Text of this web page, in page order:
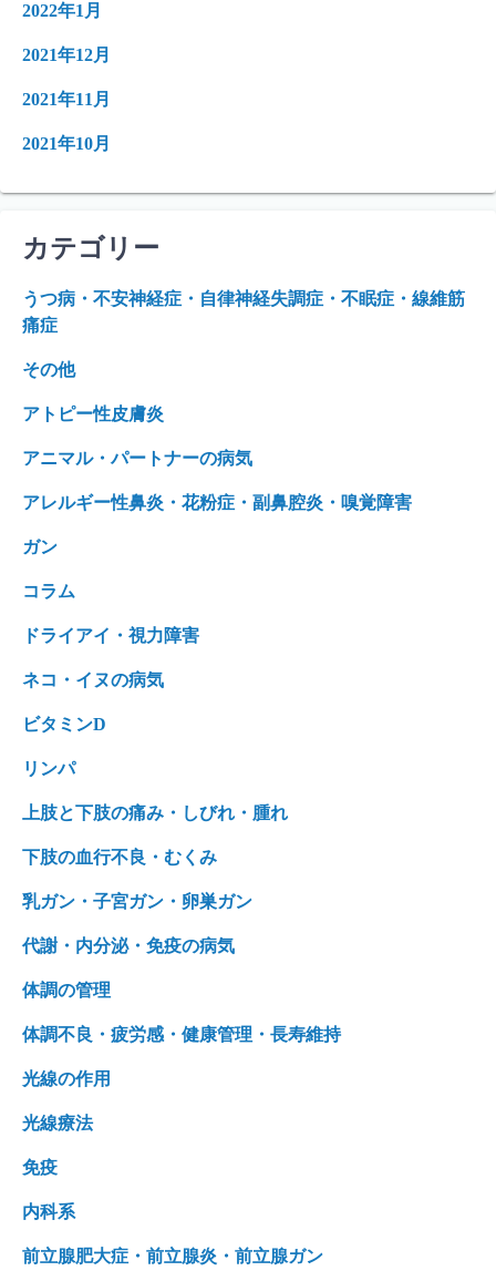
2022年1月
2021年12月
2021年11月
2021年10月
カテゴリー
うつ病・不安神経症・自律神経失調症・不眠症・線維筋
痛症
その他
アトピー性皮膚炎
アニマル・パートナーの病気
アレルギー性鼻炎・花粉症・副鼻腔炎・嗅覚障害
ガン
コラム
ドライアイ・視力障害
ネコ・イヌの病気
ビタミンD
リンパ
上肢と下肢の痛み・しびれ・腫れ
下肢の血行不良・むくみ
乳ガン・子宮ガン・卵巣ガン
代謝・内分泌・免疫の病気
体調の管理
体調不良・疲労感・健康管理・長寿維持
光線の作用
光線療法
免疫
内科系
前立腺肥大症・前立腺炎・前立腺ガン